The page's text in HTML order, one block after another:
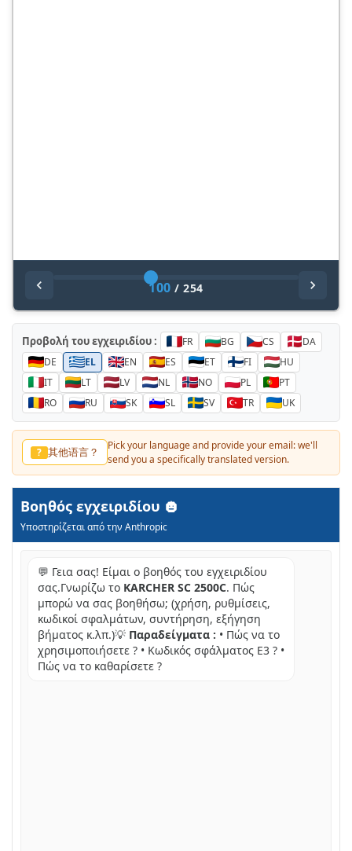
100 /254
Προβολή του εγχειριδίου : FR BG CS
DA
DE
EL EN ES ET FI
HU
IT
LT LV NL NO PL
PT
RO
RU SK SL SV TR UK
? 다른 언어?
Pick your language and provide your email: we'll
send you a specifically translated version.
Βοηθός εγχειριδίου
Υποστηρίζεται από την Anthropic
💬 Γεια σας! Είμαι ο βοηθός του εγχειριδίου
σας.Γνωρίζω το KARCHER SC 2500C. Πώς
μπορώ να σας βοηθήσω; (χρήση, ρυθμίσεις,
κωδικοί σφαλμάτων, συντήρηση, εξήγηση
βήματος κ.λπ.)💡 Παραδείγματα : • Πώς να το
χρησιμοποιήσετε ? • Κωδικός σφάλματος E3 ? •
Πώς να το καθαρίσετε ?